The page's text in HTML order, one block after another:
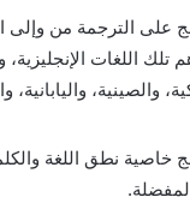
على الترجمة من وإلى
تلك اللغات الإنجليزية،
والصينية،
خاصية نطق اللغة